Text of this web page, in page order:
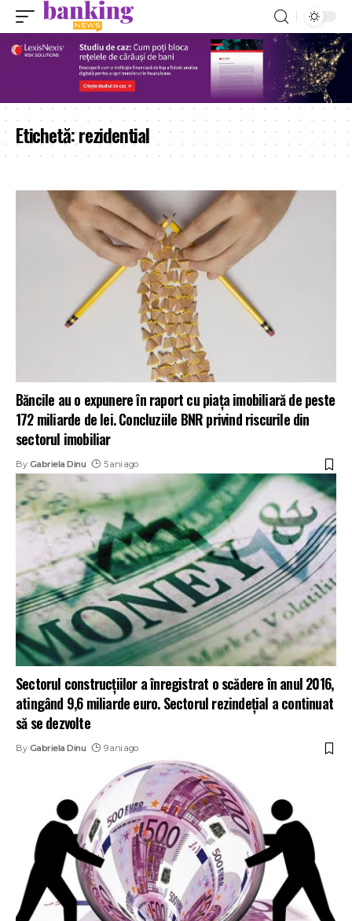
Etichetă:rezidential
Băncile au o expunere în raport cu piața imobiliară de peste
172 miliarde de lei. Concluziile BNR privind riscurile din
sectorul imobiliar
By Gabriela Dinu 5 ani ago
Sectorul construcțiilor a înregistrat o scădere în anul 2016,
atingând 9,6 miliarde euro. Sectorul rezindețial a continuat
să se dezvolte
By Gabriela Dinu 9 ani ago